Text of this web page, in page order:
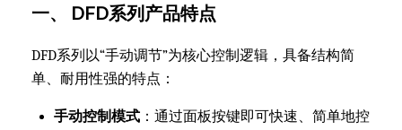
一、 DFD系列产品特点
DFD系列以“手动调节”为核心控制逻辑，具备结构简
单、耐用性强的特点：
手动控制模式 ：通过面板按键即可快速、简单地控